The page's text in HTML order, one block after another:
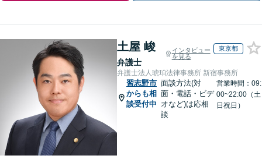
土屋 峻
弁護士
インタビュー
を見る
東京都
弁護士法人琥珀法律事務所 新宿事務所
習志野市
からも相
談受付中
面談方法(対
面・電話・ビデ
オなど)は応相
談
営業時間：09:
00~22:00（土
日祝日）